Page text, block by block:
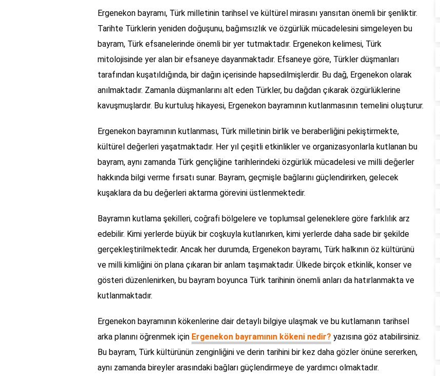
Ergenekon bayramı, Türk milletinin tarihsel ve kültürel mirasını yansıtan önemli bir şenliktir.
Tarihte Türklerin yeniden doğuşunu, bağımsızlık ve özgürlük mücadelesini simgeleyen bu
bayram, Türk efsanelerinde önemli bir yer tutmaktadır. Ergenekon kelimesi, Türk
mitolojisinde yer alan bir efsaneye dayanmaktadır. Efsaneye göre, Türkler düşmanları
tarafından kuşatıldığında, bir dağın içerisinde hapsedilmişlerdir. Bu dağ, Ergenekon olarak
anılmaktadır. Zamanla düşmanlarını alt eden Türkler, bu dağdan çıkarak özgürlüklerine
kavuşmuşlardır. Bu kurtuluş hikayesi, Ergenekon bayramının kutlanmasının temelini oluşturur.
Ergenekon bayramının kutlanması, Türk milletinin birlik ve beraberliğini pekiştirmekte,
kültürel değerleri yaşatmaktadır. Her yıl çeşitli etkinlikler ve organizasyonlarla kutlanan bu
bayram, aynı zamanda Türk gençliğine tarihlerindeki özgürlük mücadelesi ve milli değerler
hakkında bilgi verme fırsatı sunar. Bayram, geçmişle bağlarını güçlendirirken, gelecek
kuşaklara da bu değerleri aktarma görevini üstlenmektedir.
Bayramın kutlama şekilleri, coğrafi bölgelere ve toplumsal geleneklere göre farklılık arz
edebilir. Kimi yerlerde büyük bir coşkuyla kutlanırken, kimi yerlerde daha sade bir şekilde
gerçekleştirilmektedir. Ancak her durumda, Ergenekon bayramı, Türk halkının öz kültürünü
ve milli kimliğini ön plana çıkaran bir anlam taşımaktadır. Ülkede birçok etkinlik, konser ve
gösteri düzenlenirken, bu bayram boyunca Türk tarihinin önemli anları da hatırlanmakta ve
kutlanmaktadır.
Ergenekon bayramının kökenlerine dair detaylı bilgiye ulaşmak ve bu kutlamanın tarihsel
arka planını öğrenmek için Ergenekon bayramının kökeni nedir? yazısına göz atabilirsiniz.
Bu bayram, Türk kültürünün zenginliğini ve derin tarihini bir kez daha gözler önüne sererken,
aynı zamanda bireyler arasındaki bağları güçlendirmeye de yardımcı olmaktadır.